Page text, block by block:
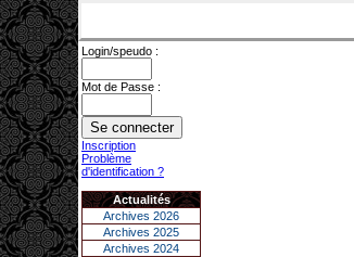
Login/speudo :
Mot de Passe :
Inscription
Problème
d'identification ?
Actualités
Archives 2026
Archives 2025
Archives 2024